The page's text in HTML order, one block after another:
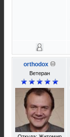
orthodox
Ветеран